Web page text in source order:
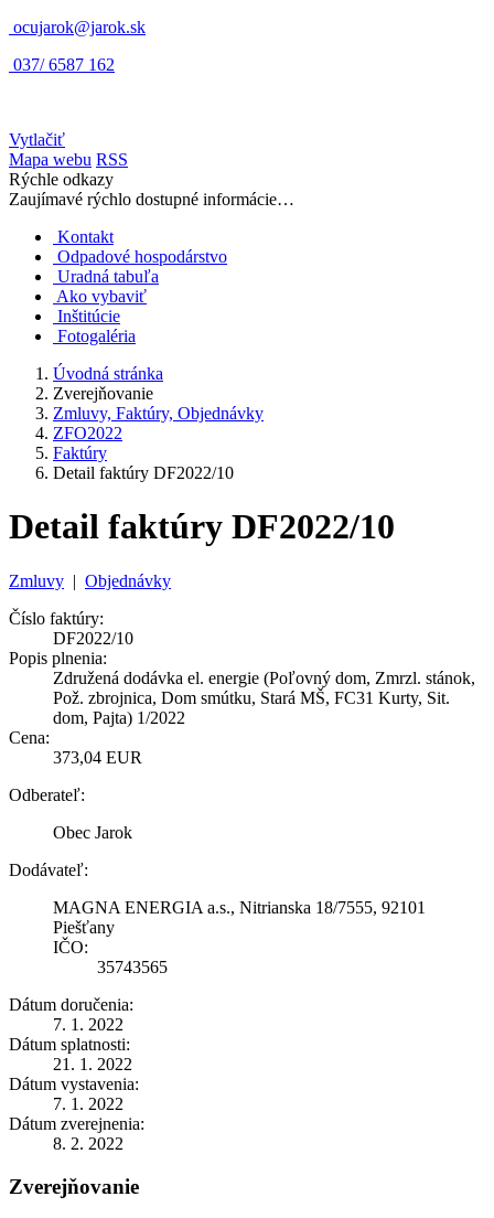
ocujarok@jarok.sk
037/ 6587 162
Vytlačiť
Mapa webu RSS
Rýchle odkazy
Zaujímavé rýchlo dostupné informácie…
Kontakt
Odpadové hospodárstvo
Uradná tabuľa
Ako vybaviť
Inštitúcie
Fotogaléria
Úvodná stránka
Zverejňovanie
Zmluvy, Faktúry, Objednávky
ZFO2022
Faktúry
Detail faktúry DF2022/10
Detail faktúry DF2022/10
Zmluvy | Objednávky
Číslo faktúry:
DF2022/10
Popis plnenia:
Združená dodávka el. energie (Poľovný dom, Zmrzl. stánok,
Pož. zbrojnica, Dom smútku, Stará MŠ, FC31 Kurty, Sit.
dom, Pajta) 1/2022
Cena:
373,04 EUR
Odberateľ:
Obec Jarok
Dodávateľ:
MAGNA ENERGIA a.s., Nitrianska 18/7555, 92101
Piešťany
IČO:
35743565
Dátum doručenia:
7. 1. 2022
Dátum splatnosti:
21. 1. 2022
Dátum vystavenia:
7. 1. 2022
Dátum zverejnenia:
8. 2. 2022
Zverejňovanie